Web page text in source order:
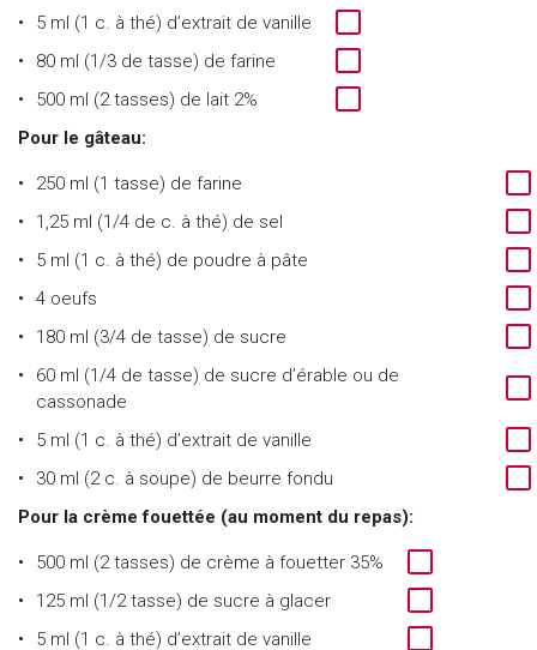
5 ml (1 c. à thé) d’extrait de vanille
80 ml (1/3 de tasse) de farine
500 ml (2 tasses) de lait 2%
Pour le gâteau:
250 ml (1 tasse) de farine
1,25 ml (1/4 de c. à thé) de sel
5 ml (1 c. à thé) de poudre à pâte
4 oeufs
180 ml (3/4 de tasse) de sucre
60 ml (1/4 de tasse) de sucre d’érable ou de
cassonade
5 ml (1 c. à thé) d’extrait de vanille
30 ml (2 c. à soupe) de beurre fondu
Pour la crème fouettée (au moment du repas):
500 ml (2 tasses) de crème à fouetter 35%
125 ml (1/2 tasse) de sucre à glacer
5 ml (1 c. à thé) d’extrait de vanille